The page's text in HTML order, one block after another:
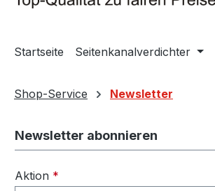
Startseite Seitenkanalverdichter
Shop-Service Newsletter
Newsletter abonnieren
Aktion *